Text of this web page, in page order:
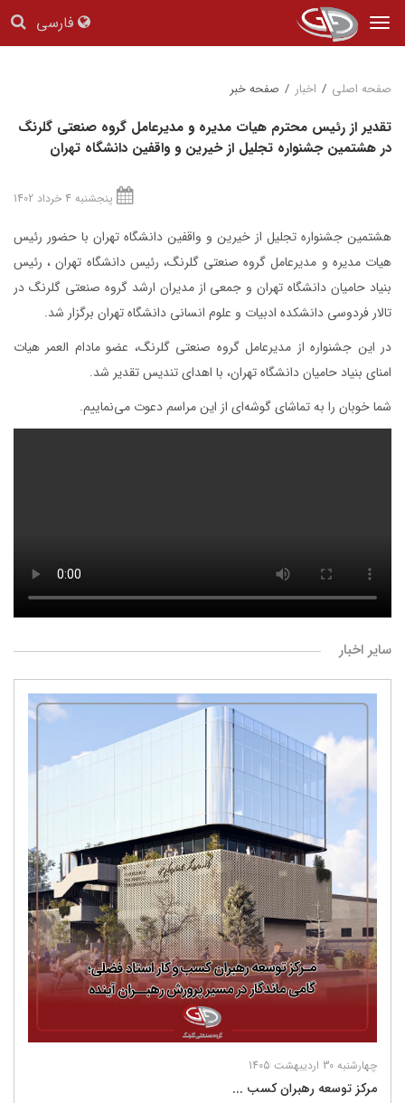
فارسی
صفحه اصلی / اخبار / صفحه خبر
تقدیر از رئیس محترم هیات مدیره و مدیرعامل گروه صنعتی گلرنگ
در هشتمین جشنواره تجلیل از خیرین و واقفین دانشگاه تهران
پنجشنبه 4 خرداد 1402
هشتمین جشنواره تجلیل از خیرین و واقفین دانشگاه تهران با حضور رئیس
هیات مدیره و مدیرعامل گروه صنعتی گلرنگ، رئیس دانشگاه تهران ، رئیس
بنیاد حامیان دانشگاه تهران و جمعی از مدیران ارشد گروه صنعتی گلرنگ در
تالار فردوسی دانشکده ادبیات و علوم انسانی دانشگاه تهران برگزار شد.
در این جشنواره از مدیرعامل گروه صنعتی گلرنگ، عضو مادام العمر هیات
امنای بنیاد حامیان دانشگاه تهران، با اهدای تندیس تقدیر شد.
شما خوبان را به تماشاى گوشه‌ای از این مراسم دعوت می‌نماییم.
سایر اخبار
چهارشنبه 30 اردیبهشت 1405
مرکز توسعه رهبران کسب ...